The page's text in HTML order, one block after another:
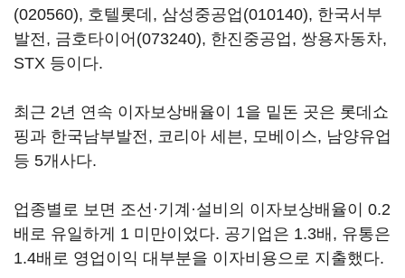
(020560), 호텔롯데, 삼성중공업(010140), 한국서부
발전, 금호타이어(073240), 한진중공업, 쌍용자동차,
STX 등이다.
최근 2년 연속 이자보상배율이 1을 밑돈 곳은 롯데쇼
핑과 한국남부발전, 코리아 세븐, 모베이스, 남양유업
등 5개사다.
업종별로 보면 조선·기계·설비의 이자보상배율이 0.2
배로 유일하게 1 미만이었다. 공기업은 1.3배, 유통은
1.4배로 영업이익 대부분을 이자비용으로 지출했다.